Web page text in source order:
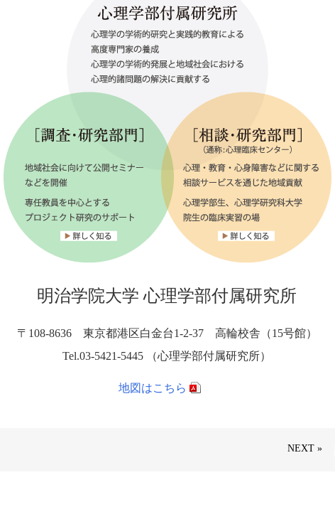
明治学院大学 心理学部付属研究所
〒108-8636 東京都港区白金台1-2-37 高輪校舎（15号館）
Tel.03-5421-5445 （心理学部付属研究所）
地図はこちら